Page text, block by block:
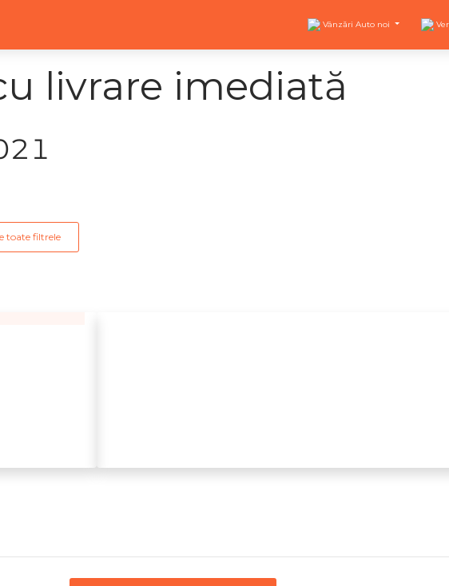
Vânzări Auto noi
livrare imediată
toate filtrele